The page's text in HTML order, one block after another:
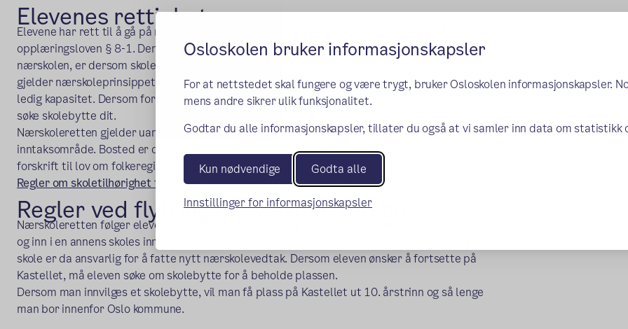
Osloskolen bruker informasjonskapsler
For at nettstedet skal fungere og være trygt, bruker Osloskolen informasjonskapsler.
mens andre sikrer ulik funksjonalitet.
Godtar du alle informasjonskapsler, tillater du også at vi samler inn data om statistikk
Kun nødvendige Godta alle
Innstillinger for informasjonskapsler
Elevenes rettigheter
Elevene har rett til å gå på nærskolen sin, dvs. den skolen elevens bostedsadresse tilhører, jf.
opplæringsloven § 8-1. Den normalt sett eneste grunnen til at en elev ikke kan gå på
nærskolen, er dersom skolen ikke har ledig kapasitet. Ved overføring av nærskolerettigheter
gjelder nærskoleprinsippet, og skolen skal finne plass på nærmeste mulige naboskole med
ledig kapasitet. Dersom foresatte ønsker en annen skole enn nærmeste mulige, må de selv
søke skolebytte dit.
Nærskoleretten gjelder uansett årstrinn og uansett når en elev flytter innenfor skolens
inntaksområde. Bosted er definert som der eleven har sin "regelmessige døgnhvile", jf.
forskrift til lov om folkeregistrering § 5-1.
Regler om skoletilhørighet finnes på Oslo kommunes nettsider.
(ekstern lenke)
Regler ved flytting ut av skolekretsen
Nærskoleretten følger eleven, så dersom en elev flytter ut av Kastellet skoles inntaksområde
og inn i en annens skoles inntaksområde, tar eleven med seg nærskoleretten til ny skole. Ny
skole er da ansvarlig for å fatte nytt nærskolevedtak. Dersom eleven ønsker å fortsette på
Kastellet, må eleven søke om skolebytte for å beholde plassen.
Dersom man innvilges et skolebytte, vil man få plass på Kastellet ut 10. årstrinn og så lenge
man bor innenfor Oslo kommune.